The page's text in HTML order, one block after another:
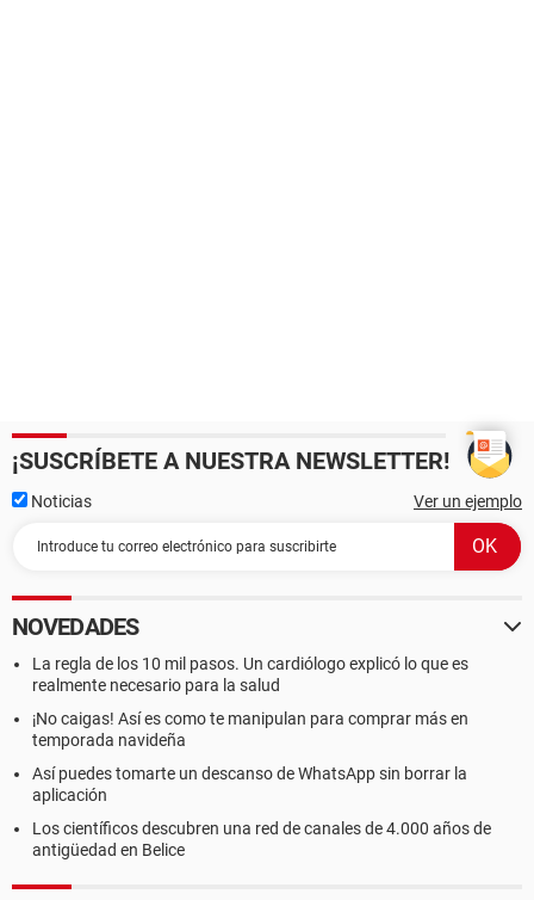
¡SUSCRÍBETE A NUESTRA NEWSLETTER!
Noticias Ver un ejemplo
NOVEDADES
La regla de los 10 mil pasos. Un cardiólogo explicó lo que es
realmente necesario para la salud
¡No caigas! Así es como te manipulan para comprar más en
temporada navideña
Así puedes tomarte un descanso de WhatsApp sin borrar la
aplicación
Los científicos descubren una red de canales de 4.000 años de
antigüedad en Belice